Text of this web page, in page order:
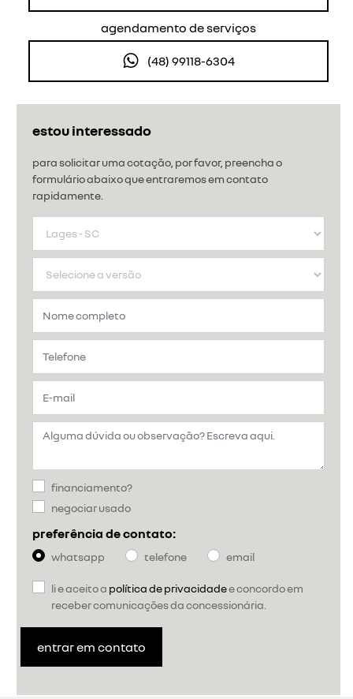
estou interessado
para solicitar uma cotação, por favor, preencha o
formulário abaixo que entraremos em contato
rapidamente.
financiamento?
negociar usado
preferência de contato:
whatsapp telefone email
li e aceito a política de privacidadee concordo em
receber comunicações da concessionária.
entrar em contato
agendamento de serviços
(48) 99118-6304